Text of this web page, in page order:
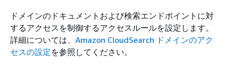
ドメインのドキュメントおよび検索エンドポイントに対
するアクセスを制御するアクセスルールを設定します。
詳細については、 Amazon CloudSearch ドメインのアク
セスの設定を参照してください。